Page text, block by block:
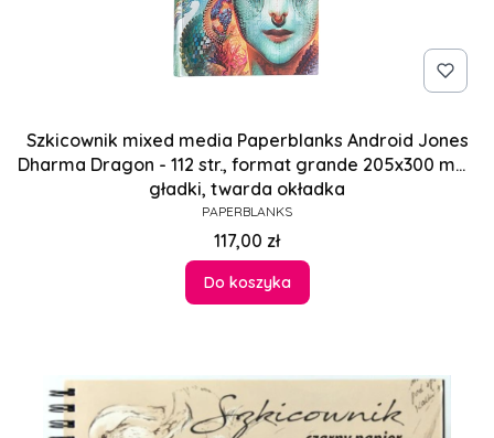
Szkicownik mixed media Paperblanks Android Jones
Dharma Dragon - 112 str., format grande 205x300 mm,
gładki, twarda okładka
PRODUCENT
PAPERBLANKS
Cena
117,00 zł
Do koszyka